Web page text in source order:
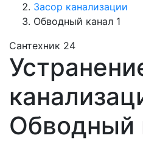
Засор канализации
Обводный канал 1
Сантехник 24
Обводный